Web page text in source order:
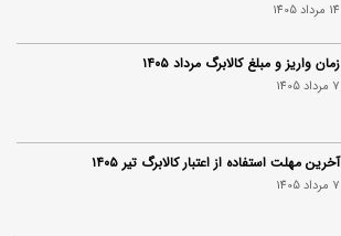
14 مرداد 1405
زمان واریز و مبلغ کالابرگ مرداد ۱۴۰۵
7 مرداد 1405
آخرین مهلت استفاده از اعتبار کالابرگ تیر ۱۴۰۵
7 مرداد 1405